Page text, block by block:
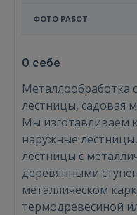
ФОТО РАБОТ
О себе
Металлообработка
лестницы, садовая
Мы изготавливаем
наружные
лестницы с
деревянными
металлическом
термодревесиной